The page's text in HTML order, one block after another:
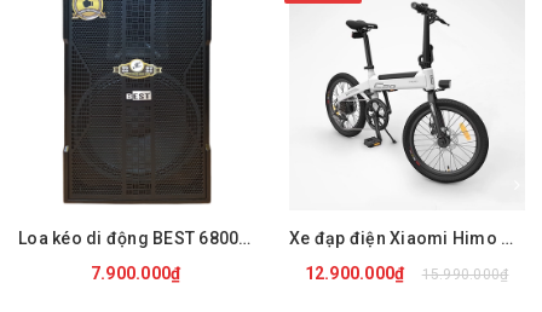
Ngõ cắm micro: Có (6.5mm)
Bluetooth: Có
Cổng USB: Có
Khe cắm thẻ nhớ: Có
Đài FM: Có
Thời lượng pin: 3-6 giờ
Loa kéo di động BEST 6800 PRO
7.900.000₫
Xe đạp điện Xiaomi Himo C20
12.900.000₫
15.990.000₫